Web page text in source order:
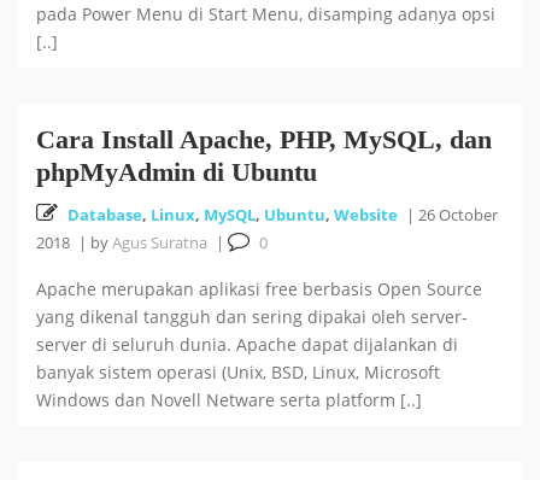
pada Power Menu di Start Menu, disamping adanya opsi
[..]
Cara Install Apache, PHP, MySQL, dan
phpMyAdmin di Ubuntu
Database, Linux, MySQL, Ubuntu, Website | 26 October
2018 | byAgus Suratna | 0
Apache merupakan aplikasi free berbasis Open Source
yang dikenal tangguh dan sering dipakai oleh server-
server di seluruh dunia. Apache dapat dijalankan di
banyak sistem operasi (Unix, BSD, Linux, Microsoft
Windows dan Novell Netware serta platform [..]